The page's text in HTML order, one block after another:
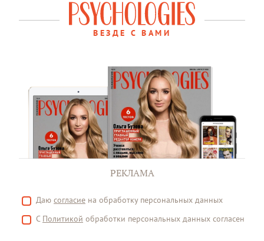
ВЕЗДЕ С ВАМИ
РЕКЛАМА
Даю согласие на обработку персональных данных
С Политикой обработки персональных данных согласен